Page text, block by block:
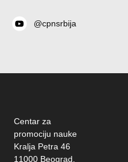
@cpnsrbija
Centar za
promociju nauke
Kralja Petra 46
11000 Beograd,